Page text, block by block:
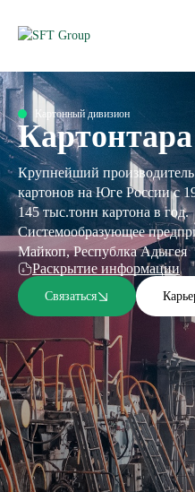
Картонный дивизион
Картонтара
Крупнейший
картонов на Юге России с
145 тыс.тонн картона в год.
Системообразующее
Майкоп, Республка Адыгея
Связаться
Раскрытие информации